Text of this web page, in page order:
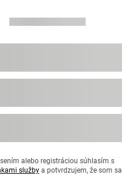
alebo registráciou súhlasím s
služby a potvrdzujem, že som sa